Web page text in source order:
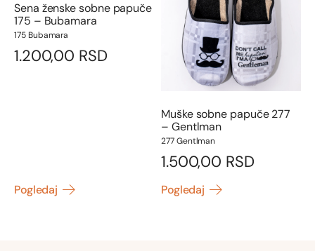
Sena ženske sobne papuče
175 – Bubamara
175 Bubamara
1.200,00 RSD
Pogledaj
Muške sobne papuče 277
– Gentlman
277 Gentlman
1.500,00 RSD
Pogledaj